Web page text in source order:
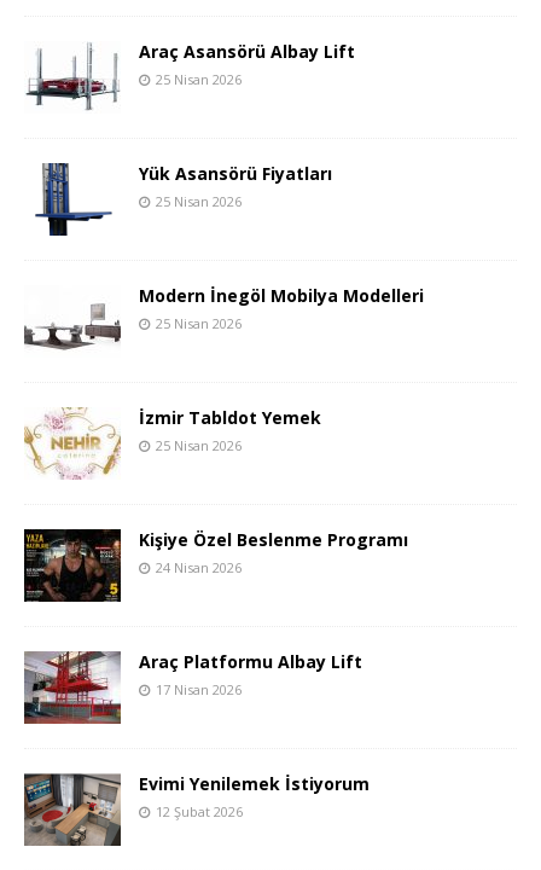
Araç Asansörü Albay Lift
25 Nisan 2026
Yük Asansörü Fiyatları
25 Nisan 2026
Modern İnegöl Mobilya Modelleri
25 Nisan 2026
İzmir Tabldot Yemek
25 Nisan 2026
Kişiye Özel Beslenme Programı
24 Nisan 2026
Araç Platformu Albay Lift
17 Nisan 2026
Evimi Yenilemek İstiyorum
12 Şubat 2026